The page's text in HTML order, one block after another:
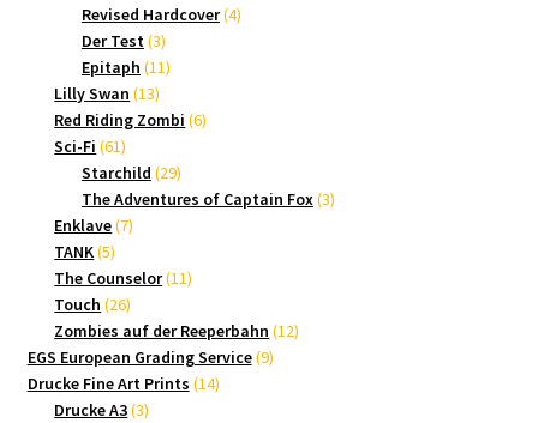
Produkte
Revised Hardcover 44
Der Test 33
Produkte
Epitaph 1111
Lilly Swan 1313
Produkte
Red Riding Zombi 66
Sci-Fi 6161
Produkte
Starchild 2929
Produkte
The Adventures of Captain Fox 33
Enklave 77
TANK 55
Produkte
The Counselor 1111
Touch 2626
Produkte
Zombies auf der Reeperbahn 1212
EGS European Grading Service 99
Drucke Fine Art Prints 1414
Drucke A3 33